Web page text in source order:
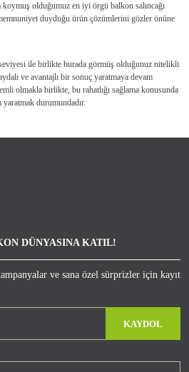
olduğumuz en iyi örgü balkon salıncağı
duyduğu ürün çözümlerini gözler önüne
ile birlikte burada görmüş olduğunuz nitelikli
ve avantajlı bir sonuç yaratmaya devam
olmakla birlikte, bu rahatlığı sağlama konusunda
durumundadır.
DÜNYASINA KATIL!
ve sana özel sürprizler için kayıt
KAYDOL